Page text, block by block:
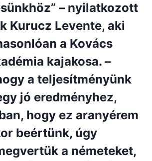
– nyilatkozott
Kurucz Levente, aki
a Kovács
kajakosa. –
a teljesítményünk
jó eredményhez,
hogy ez aranyérem
beértünk, úgy
a németeket,